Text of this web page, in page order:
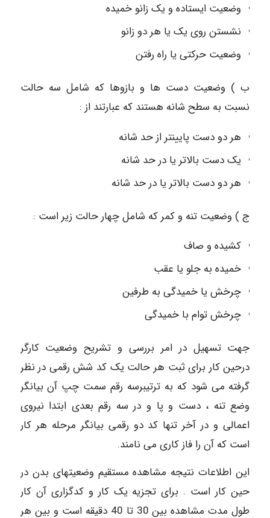
وضعیت ایستاده و یک زانو خمیده
نشستن روی یک یا هر دو زانو
وضعیت حرکتی یا راه رفتن
ب ) وضعیت دست ها و بازوها که شامل سه حالت
نسبت به سطح شانه هستند که عبارتند از :
هر دو دست پایینتر از حد شانه
یک دست بالاتر یا در حد شانه
هر دو دست بالاتر یا در حد شانه
ج ) وضعیت تنه و کمر که شامل چهار حالت زیر است :
کشیده و صاف
خمیده به جلو یا عقب
چرخش یا خمیدگی به طرفین
چرخش توام با خمیدگی
جهت تسهیل در امر بررسی و تشریح وضعیت کارگر
درحین کار برای ثبت هر حالت یک کد شش رقمی در نظر
گرفته می شود که به ترتیبرسه رقم سمت چپ آن بیانگر
وضع تنه ، دست و پا و در سه رقم بعدی ابتدا نیروی
اعمالی و در آخر تنها کد دو رقمی بیانگر مرحله هر کار
است که آن را فاز کاری می نامند.
این اطلاعات نتیجه مشاهده مستقیم وضعیتهای بدن در
حین کار است . برای تجزیه یک کار و کدگزاری آن کار
طول مدت مشاهده بین 30 تا 40 دقیقه است و بین هر